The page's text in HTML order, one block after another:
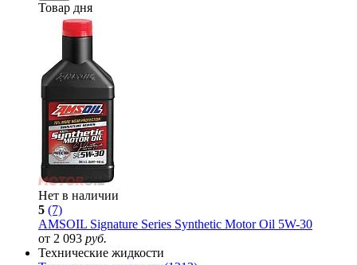
Товар дня
Нет в наличии
5 (7)
AMSOIL Signature Series Synthetic Motor Oil 5W-30
от 2 093 руб.
Технические жидкости